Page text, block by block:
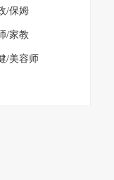
/保姆
/家教
/美容师